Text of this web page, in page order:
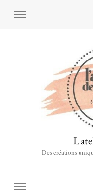
Des créations